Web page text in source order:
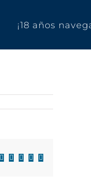
¡18 años
Facebook
X LinkedIn
WhatsApp
Correo